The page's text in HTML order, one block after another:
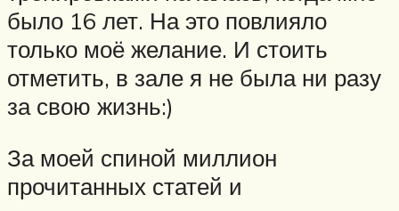
было 16 лет. На это повлияло
только моё желание. И стоить
отметить, в зале я не была ни разу
за свою жизнь:)
За моей спиной миллион
прочитанных статей и